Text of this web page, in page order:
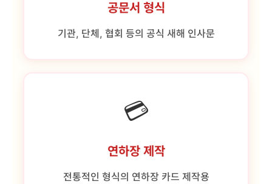
공문서 형식
기관, 단체, 협회 등의 공식 새해 인사문
💳
연하장 제작
전통적인 형식의 연하장 카드 제작용